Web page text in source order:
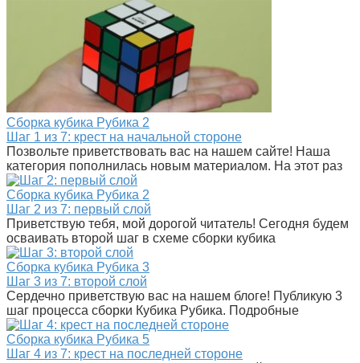
Сборка кубика Рубика 2
Шаг 1 из 7: крест на начальной стороне
Позвольте приветствовать вас на нашем сайте! Наша
категория пополнилась новым материалом. На этот раз
Сборка кубика Рубика 2
Шаг 2 из 7: первый слой
Приветствую тебя, мой дорогой читатель! Сегодня будем
осваивать второй шаг в схеме сборки кубика
Сборка кубика Рубика 3
Шаг 3 из 7: второй слой
Сердечно приветствую вас на нашем блоге! Публикую 3
шаг процесса сборки Кубика Рубика. Подробные
Сборка кубика Рубика 5
Шаг 4 из 7: крест на последней стороне